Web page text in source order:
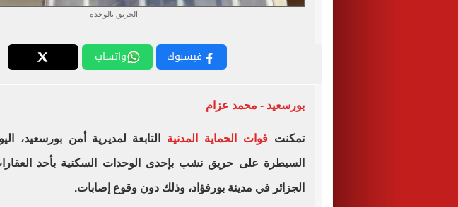
الحريق بالوحدة
فيسبوك واتساب
بورسعيد - محمد عزام
تمكنت قوات الحماية المدنية التابعة لمديرية أمن بورسعيد،
السيطرة على حريق نشب بإحدى الوحدات السكنية بأحد
الجزائر في مدينة بورفؤاد، وذلك دون وقوع إصابات.